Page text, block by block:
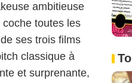
ambitieuse
toutes les
ses trois films
classique à
et surprenante,